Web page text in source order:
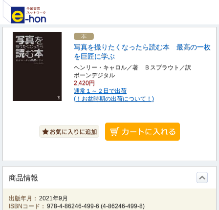
写真を撮りたくなったら読む本 最高の一枚
を巨匠に学ぶ
ヘンリー・キャロル／著 Ｂスプラウト／訳
ボーンデジタル
2,420円
通常１～２日で出荷
(！お盆時期の出荷について！)
商品情報
出版年月： 2021年9月
ISBNコード： 978-4-86246-499-6 (4-86246-499-8)